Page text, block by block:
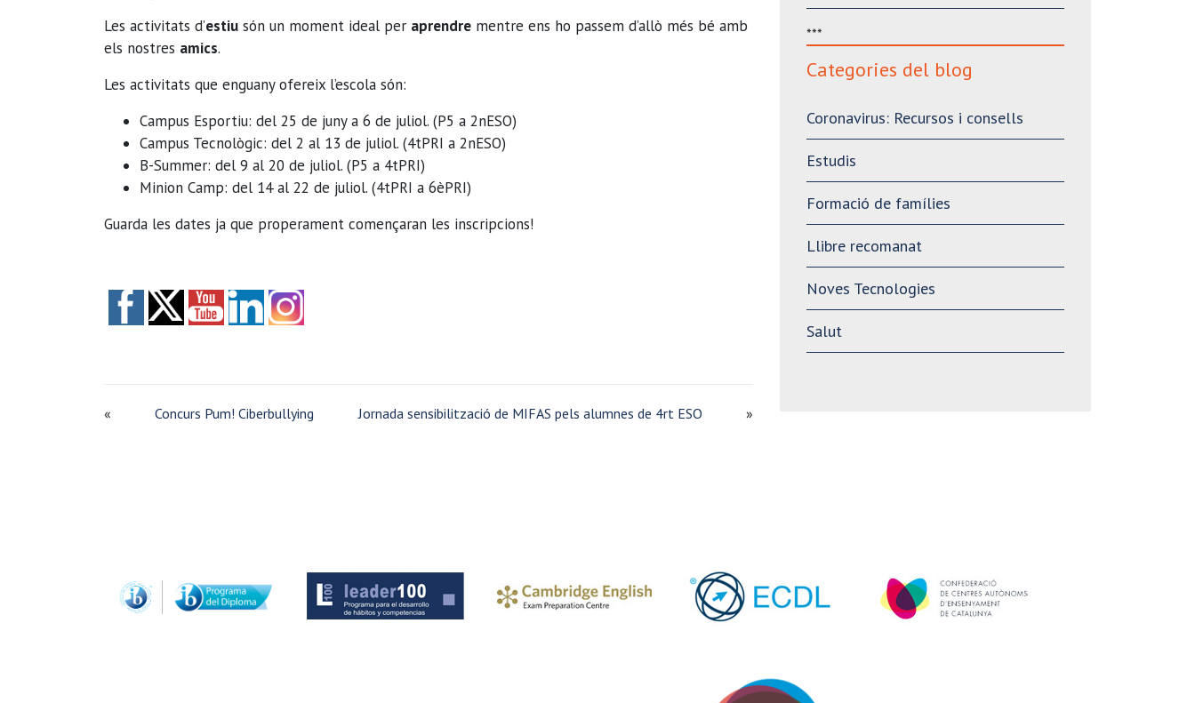
Les activitats d’estiu són un moment ideal per aprendre mentre ens ho passem d’allò més bé amb
els nostres amics.
Les activitats que enguany ofereix l’escola són:
Campus Esportiu: del 25 de juny a 6 de juliol. (P5 a 2nESO)
Campus Tecnològic: del 2 al 13 de juliol. (4tPRI a 2nESO)
B-Summer: del 9 al 20 de juliol. (P5 a 4tPRI)
Minion Camp: del 14 al 22 de juliol. (4tPRI a 6èPRI)
Guarda les dates ja que properament començaran les inscripcions!
« Concurs Pum! Ciberbullying Jornada sensibilització de MIFAS pels alumnes de 4rt ESO »
***
Categories del blog
Coronavirus: Recursos i consells
Estudis
Formació de famílies
Llibre recomanat
Noves Tecnologies
Salut